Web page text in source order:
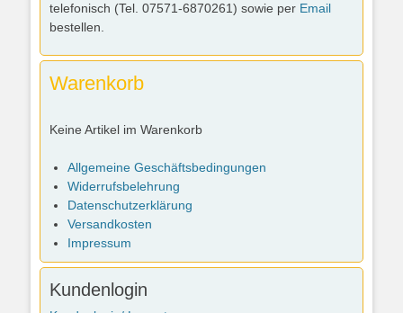
telefonisch (Tel. 07571-6870261) sowie per Email
bestellen.
Warenkorb
Keine Artikel im Warenkorb
Allgemeine Geschäftsbedingungen
Widerrufsbelehrung
Datenschutzerklärung
Versandkosten
Impressum
Kundenlogin